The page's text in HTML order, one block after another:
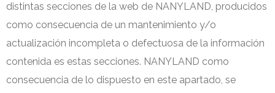
distintas secciones de la web de NANYLAND, producidos
como consecuencia de un mantenimiento y/o
actualización incompleta o defectuosa de la información
contenida es estas secciones. NANYLAND como
consecuencia de lo dispuesto en este apartado, se